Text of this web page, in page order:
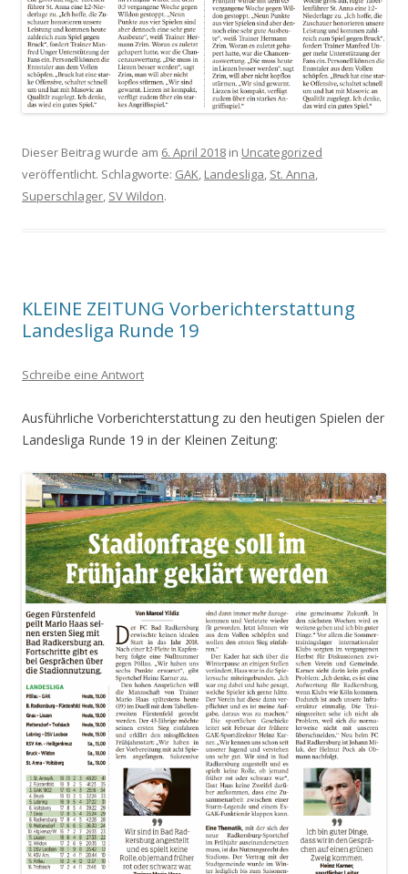
Dieser Beitrag wurde am 6. April 2018 in Uncategorized
veröffentlicht. Schlagworte: GAK Landesliga St. Anna
Superschlager SV Wildon.
KLEINE ZEITUNG Vorberichterstattung
Landesliga Runde 19
Schreibe eine Antwort
Ausführliche Vorberichterstattung zu den heutigen Spielen der
Landesliga Runde 19 in der Kleinen Zeitung: